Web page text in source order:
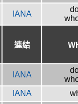
IANA
連結
IANA
IANA